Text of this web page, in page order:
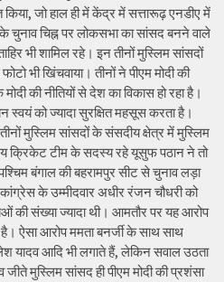
जो हाल ही में केंद्र में सत्तारूढ़ एनडीए में
चुनाव चिह्न पर लोकसभा का सांसद बनने वाले
भी शामिल रहे। इन तीनों मुस्लिम सांसदों
भी खिंचवाया। तीनों ने पीएम मोदी की
की नीतियों से देश का विकास हो रहा है।
स्वयं को ज्यादा सुरक्षित महसूस करता है।
मुस्लिम सांसदों के संसदीय क्षेत्र में मुस्लिम
क्रिकेट टीम के सदस्य रहे यूसुफ पठान ने तो
बंगाल की बहरामपुर सीट से चुनाव लड़ा
के उम्मीदवार अधीर रंजन चौधरी को
की संख्या ज्यादा थी। आमतौर पर यह आरोप
है। ऐसा आरोप ममता बनर्जी के साथ साथ
यादव आदि भी लगाते हैं, लेकिन सवाल उठता
मुस्लिम सांसद ही पीएम मोदी की प्रशंसा